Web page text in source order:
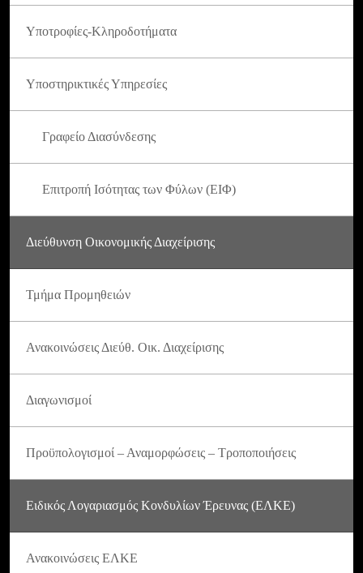
Υποτροφίες-Κληροδοτήματα
Υποστηρικτικές Υπηρεσίες
Γραφείο Διασύνδεσης
Επιτροπή Ισότητας των Φύλων (ΕΙΦ)
Διεύθυνση Οικονομικής Διαχείρισης
Τμήμα Προμηθειών
Ανακοινώσεις Διεύθ. Οικ. Διαχείρισης
Διαγωνισμοί
Προϋπολογισμοί – Αναμορφώσεις – Τροποποιήσεις
Ειδικός Λογαριασμός Κονδυλίων Έρευνας (ΕΛΚΕ)
Ανακοινώσεις ΕΛΚΕ